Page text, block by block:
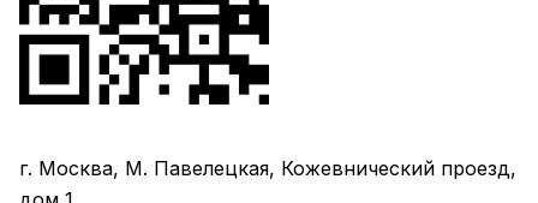
г. Москва, М. Павелецкая, Кожевнический проезд,